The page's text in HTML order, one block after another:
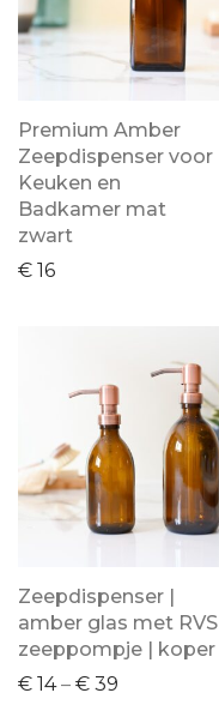
Premium Amber
Zeepdispenser voor
Keuken en
Badkamer mat
zwart
€ 16
Zeepdispenser |
amber glas met RVS
zeeppompje | koper
€ 14– € 39